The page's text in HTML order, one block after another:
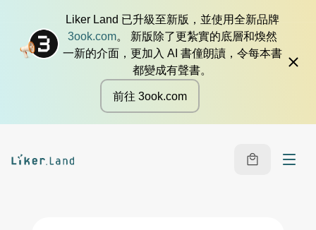
Liker Land 已升級至新版，並使用全新品牌
3ook.com。 新版除了更紮實的底層和煥然
一新的介面，更加入 AI 書僮朗讀，令每本書
都變成有聲書。
前往 3ook.com